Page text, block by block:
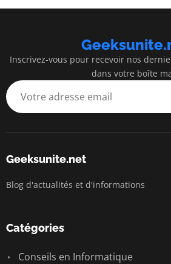
Inscrivez-vous pour recevoir nos
dans votre boîte
Geeksunite.net
Blog d'actualités et d'informations
Catégories
Conseils en Informatique